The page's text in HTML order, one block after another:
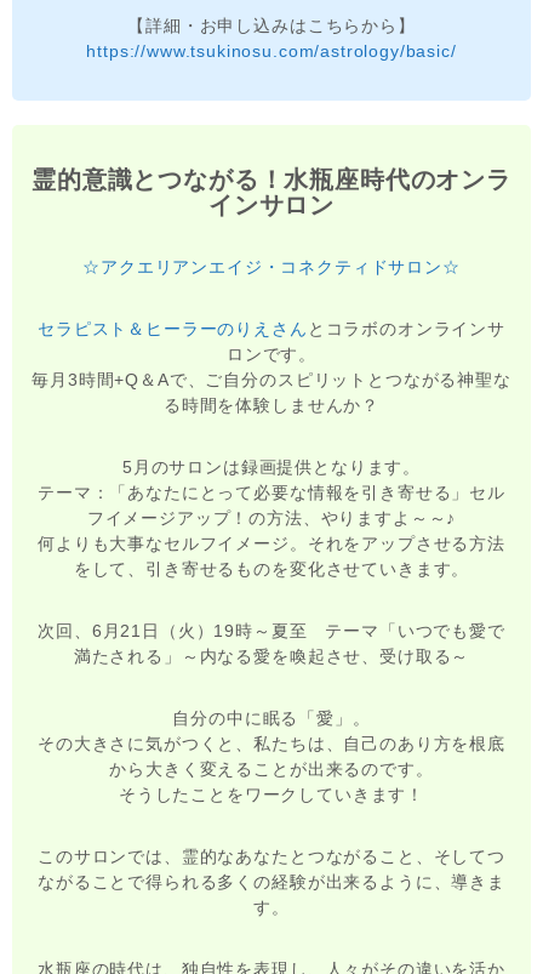
【詳細・お申し込みはこちらから】
https://www.tsukinosu.com/astrology/basic/
霊的意識とつながる！水瓶座時代のオンラ
インサロン
☆アクエリアンエイジ・コネクティドサロン☆
セラピスト＆ヒーラーのりえさん とコラボのオンラインサ
ロンです。
毎月3時間+Q＆Aで、ご自分のスピリットとつながる神聖な
る時間を体験しませんか？
5月のサロンは録画提供となります。
テーマ：「あなたにとって必要な情報を引き寄せる」セル
フイメージアップ！の方法、やりますよ～～♪
何よりも大事なセルフイメージ。それをアップさせる方法
をして、引き寄せるものを変化させていきます。
次回、6月21日（火）19時～夏至 テーマ「いつでも愛で
満たされる」～内なる愛を喚起させ、受け取る～
自分の中に眠る「愛」。
その大きさに気がつくと、私たちは、自己のあり方を根底
から大きく変えることが出来るのです。
そうしたことをワークしていきます！
このサロンでは、霊的なあなたとつながること、そしてつ
ながることで得られる多くの経験が出来るように、導きま
す。
水瓶座の時代は、独自性を表現し、人々がその違いを活か